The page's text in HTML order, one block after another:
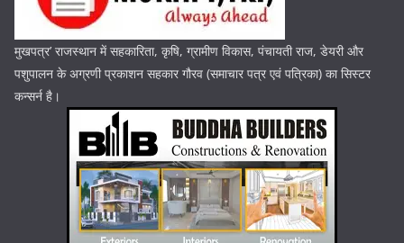
मुखपत्र’ राजस्थान में सहकारिता, कृषि, ग्रामीण विकास, पंचायती राज, डेयरी और
पशुपालन के अग्रणी प्रकाशन सहकार गौरव (समाचार पत्र एवं पत्रिका) का सिस्टर
कन्सर्न है।